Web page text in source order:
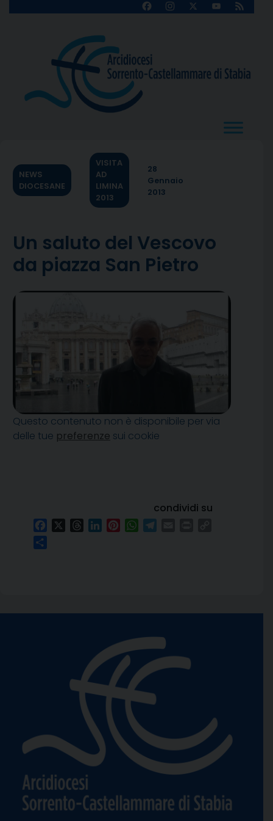
FacebookInstagram
X
YouTube
Feed
NEWS
DIOCESANE
VISITA
AD
LIMINA
2013
28
Gennaio
2013
Un saluto del Vescovo
da piazza San Pietro
Questo contenuto non è disponibile per via
delle tue preferenze sui cookie
condividi su
FacebookThreadsLinkedInPinterestWhatsApp